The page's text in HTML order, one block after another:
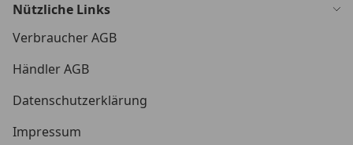
Nützliche Links
Verbraucher AGB
Händler AGB
Datenschutzerklärung
Impressum